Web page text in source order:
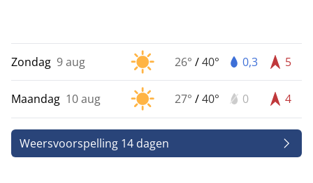
Zondag 9 aug 26° /40° 0,3 5
Maandag 10 aug 27° /40° 0 4
Weersvoorspelling 14 dagen